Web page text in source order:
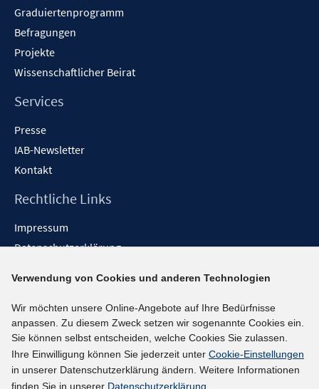
Graduiertenprogramm
Befragungen
Projekte
Wissenschaftlicher Beirat
Services
Presse
IAB-Newsletter
Kontakt
Rechtliche Links
Impressum
Datenschutzerklärung
Barrieren melden
Social-Media-Kanäle
BlueSky
YouTube
LinkedIn
Verwendung von Cookies und anderen Technologien
Wir möchten unsere Online-Angebote auf Ihre Bedürfnisse
anpassen. Zu diesem Zweck setzen wir sogenannte Cookies ein.
Sie können selbst entscheiden, welche Cookies Sie zulassen.
Ihre Einwilligung können Sie jederzeit unter Cookie-Einstellungen
in unserer Datenschutzerklärung ändern. Weitere Informationen
finden Sie in unserer Datenschutzerklärung